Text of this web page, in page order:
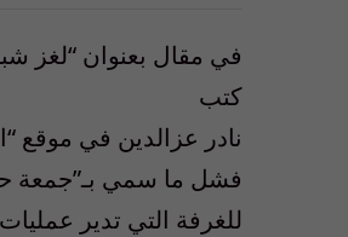
في مقال بعنوان “لغز
كتب
نادر عزالدين في موقع
فشل ما سمي بـ”جمعة
للغرفة التي تدير